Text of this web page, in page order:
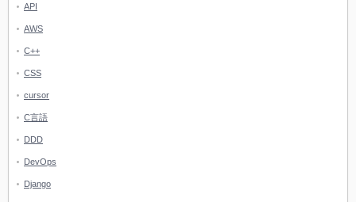
API
AWS
C++
CSS
cursor
C言語
DDD
DevOps
Django